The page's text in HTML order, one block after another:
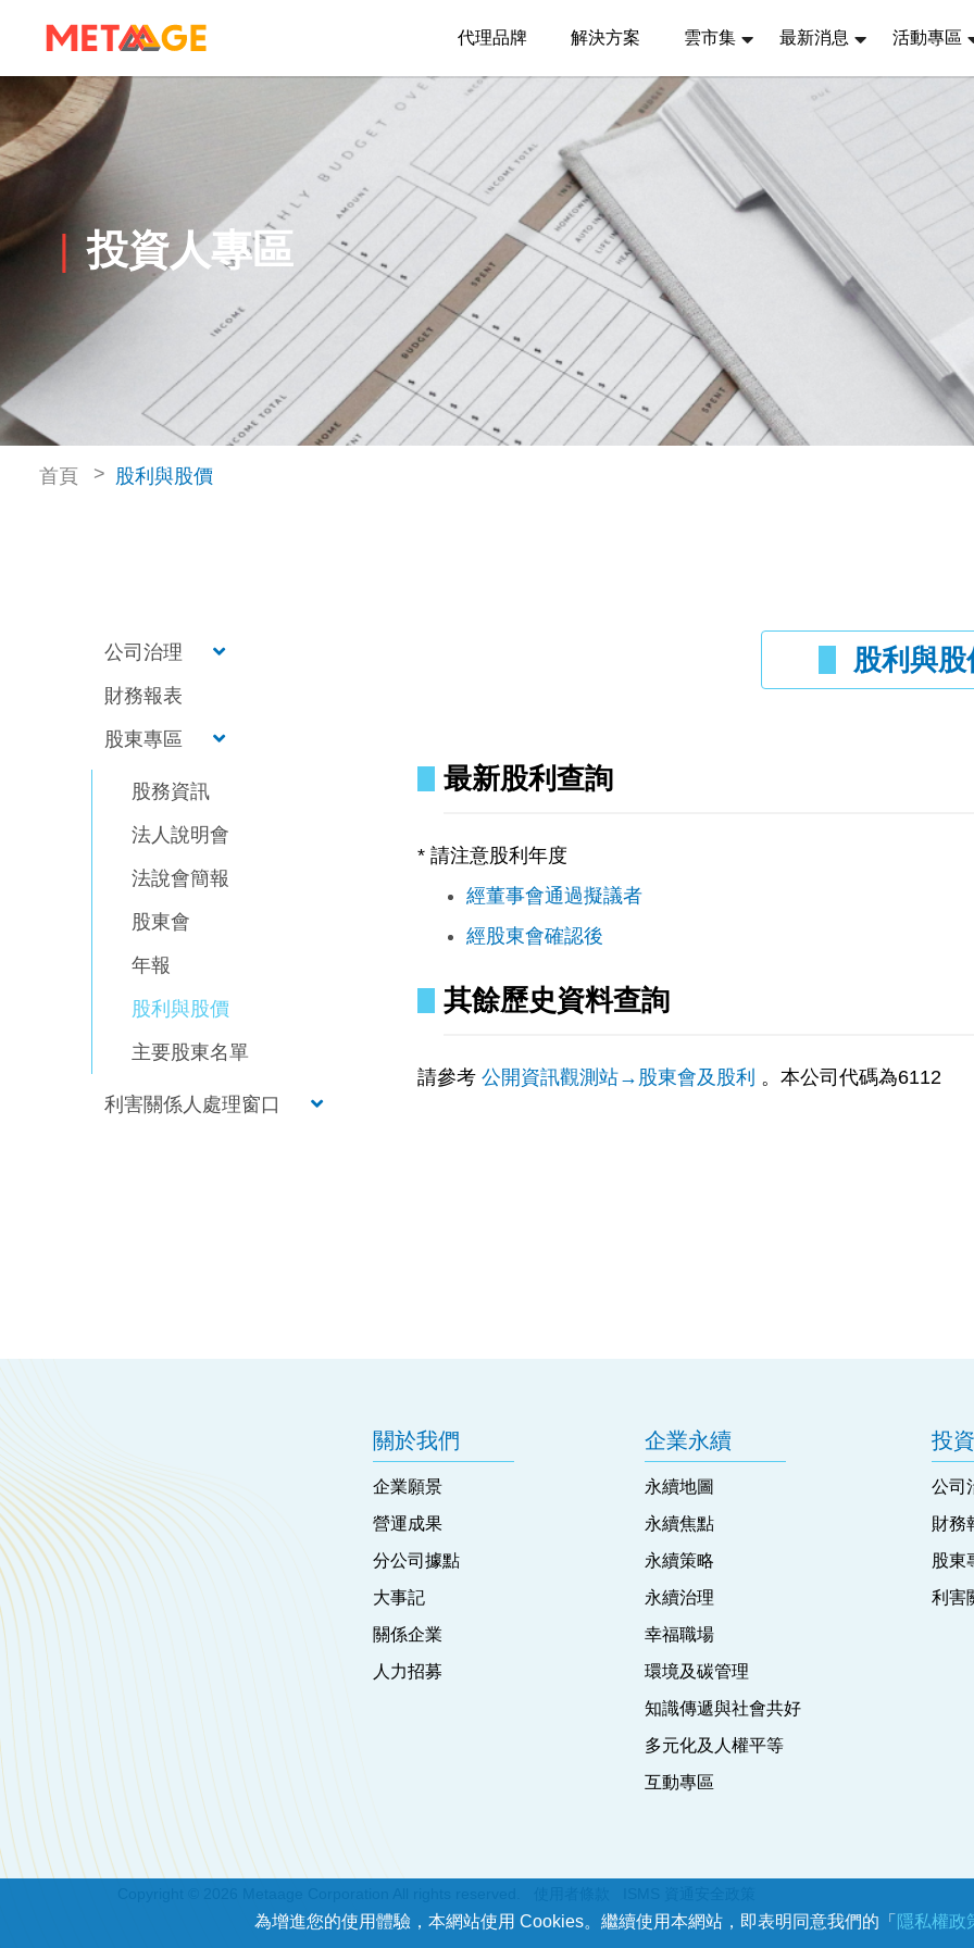
代理品牌 解決方案 雲市集 最新消息 活動專區
投資人專區
首頁 股利與股價
公司治理
財務報表
股東專區
股務資訊
法人說明會
法說會簡報
股東會
年報
股利與股價
主要股東名單
利害關係人處理窗口
股利與股
最新股利查詢
* 請注意股利年度
經董事會通過擬議者
經股東會確認後
其餘歷史資料查詢
請參考 公開資訊觀測站→股東會及股利 。本公司代碼為6112
關於我們
企業願景
營運成果
分公司據點
大事記
關係企業
人力招募
企業永續
永續地圖
永續焦點
永續策略
永續治理
幸福職場
環境及碳管理
知識傳遞與社會共好
多元化及人權平等
互動專區
投
公司
財務
股東
利害
為增進您的使用體驗，本網站使用 Cookies。繼續使用本網站，即表明同意我們的「 隱私權政